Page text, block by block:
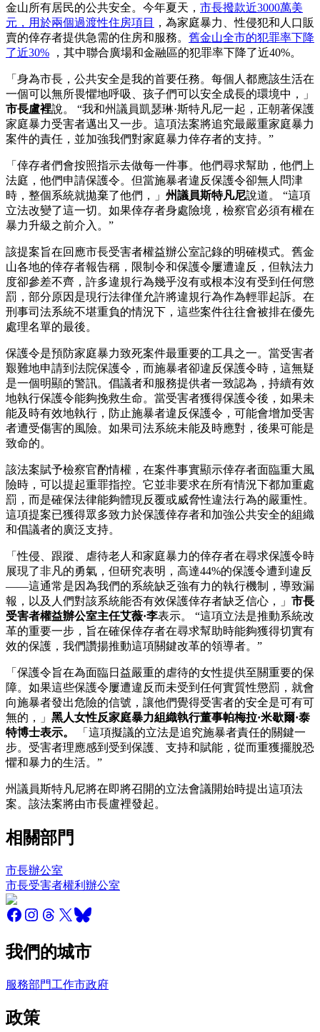
金山所有居民的公共安全。今年夏天， 市長撥款近3000萬美
元，用於兩個過渡性住房項目
，為家庭暴力、性侵犯和人口販
賣的倖存者提供急需的住房和服務。 舊金山全市的犯罪率下降
了近30% ，其中聯合廣場和金融區的犯罪率下降了近40%。
「身為市長，公共安全是我的首要任務。每個人都應該生活在
一個可以無所畏懼地呼吸、孩子們可以安全成長的環境中，」
市長盧裡說。 “我和州議員凱瑟琳·斯特凡尼一起，正朝著保護
家庭暴力受害者邁出又一步。這項法案將追究最嚴重家庭暴力
案件的責任，並加強我們對家庭暴力倖存者的支持。”
「倖存者們會按照指示去做每一件事。他們尋求幫助，他們上
法庭，他們申請保護令。但當施暴者違反保護令卻無人問津
時，整個系統就拋棄了他們，」 州議員斯特凡尼說道。 “這項
立法改變了這一切。如果倖存者身處險境，檢察官必須有權在
暴力升級之前介入。”
該提案旨在回應市長受害者權益辦公室記錄的明確模式。舊金
山各地的倖存者報告稱，限制令和保護令屢遭違反，但執法力
度卻參差不齊，許多違規行為幾乎沒有或根本沒有受到任何懲
罰，部分原因是現行法律僅允許將違規行為作為輕罪起訴。在
刑事司法系統不堪重負的情況下，這些案件往往會被排在優先
處理名單的最後。
保護令是預防家庭暴力致死案件最重要的工具之一。當受害者
艱難地申請到法院保護令，而施暴者卻違反保護令時，這無疑
是一個明顯的警訊。倡議者和服務提供者一致認為，持續有效
地執行保護令能夠挽救生命。當受害者獲得保護令後，如果未
能及時有效地執行，防止施暴者違反保護令，可能會增加受害
者遭受傷害的風險。如果司法系統未能及時應對，後果可能是
致命的。
該法案賦予檢察官酌情權，在案件事實顯示倖存者面臨重大風
險時，可以提起重罪指控。它並非要求在所有情況下都加重處
罰，而是確保法律能夠體現反覆或威脅性違法行為的嚴重性。
這項提案已獲得眾多致力於保護倖存者和加強公共安全的組織
和倡議者的廣泛支持。
「性侵、跟蹤、虐待老人和家庭暴力的倖存者在尋求保護令時
展現了非凡的勇氣，但研究表明，高達44%的保護令遭到違反
——這通常是因為我們的系統缺乏強有力的執行機制，導致漏
報，以及人們對該系統能否有效保護倖存者缺乏信心，」 市長
受害者權益辦公室主任艾薇·李表示。 “這項立法是推動系統改
革的重要一步，旨在確保倖存者在尋求幫助時能夠獲得切實有
效的保護，我們讚揚推動這項關鍵改革的領導者。”
「保護令旨在為面臨日益嚴重的虐待的女性提供至關重要的保
障。如果這些保護令屢遭違反而未受到任何實質性懲罰，就會
向施暴者發出危險的信號，讓他們覺得受害者的安全是可有可
無的，」 黑人女性反家庭暴力組織執行董事帕梅拉·米歇爾·泰
特博士表示。
「這項擬議的立法是追究施暴者責任的關鍵一
步。受害者理應感到受到保護、支持和賦能，從而重獲擺脫恐
懼和暴力的生活。”
州議員斯特凡尼將在即將召開的立法會議開始時提出這項法
案。該法案將由市長盧裡發起。
相關部門
市長辦公室
市長受害者權利辦公室
我們的城市
服務部門工作市政府
政策